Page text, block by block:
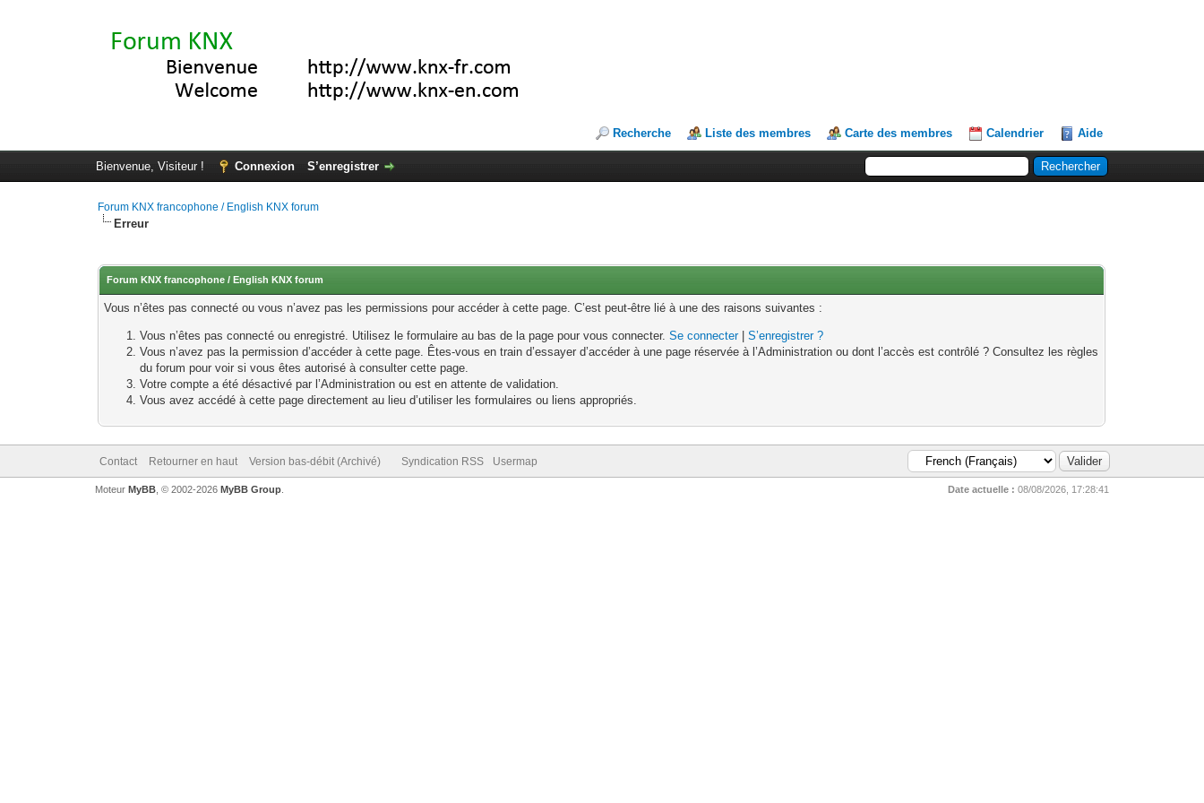
Recherche Liste des membres Carte des membres Calendrier Aide
Bienvenue, Visiteur ! Connexion S’enregistrer
Forum KNX francophone / English KNX forum
Erreur
Forum KNX francophone / English KNX forum
Vous n’êtes pas connecté ou vous n’avez pas les permissions pour accéder à cette page. C’est peut-être lié à une des raisons suivantes :
Vous n’êtes pas connecté ou enregistré. Utilisez le formulaire au bas de la page pour vous connecter.Se connecter|S’enregistrer ?
Vous n’avez pas la permission d’accéder à cette page. Êtes-vous en train d’essayer d’accéder à une page réservée à l’Administration ou dont l’accès est contrôlé ? Consultez les règles
du forum pour voir si vous êtes autorisé à consulter cette page.
Votre compte a été désactivé par l’Administration ou est en attente de validation.
Vous avez accédé à cette page directement au lieu d’utiliser les formulaires ou liens appropriés.
Contact Retourner en haut Version bas-débit (Archivé) Syndication RSS Usermap
Date actuelle : 08/08/2026, 17:28:41
Moteur MyBB, © 2002-2026 MyBB Group.